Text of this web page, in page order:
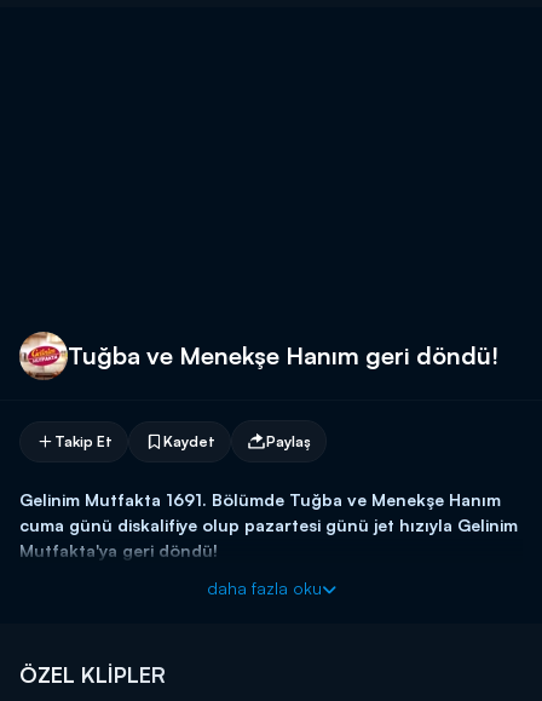
Tuğba ve Menekşe Hanım geri döndü!
Takip Et Kaydet Paylaş
Gelinim Mutfakta 1691. Bölümde Tuğba ve Menekşe Hanım
cuma günü diskalifiye olup pazartesi günü jet hızıyla Gelinim
Mutfakta'ya geri döndü!
Başladığı tarihten itibaren hafta birincilerine 10 altın bilezik ödül
yemek yaparım, altınları kaparım!"
formunu doldurmaya başlayın!
daha fazla oku
ÖZEL KLİPLER